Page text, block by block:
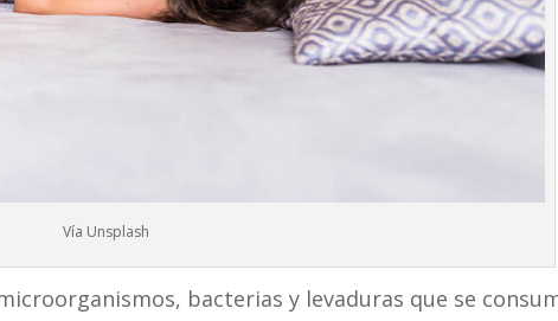
Vía Unsplash
bacterias y levaduras que se